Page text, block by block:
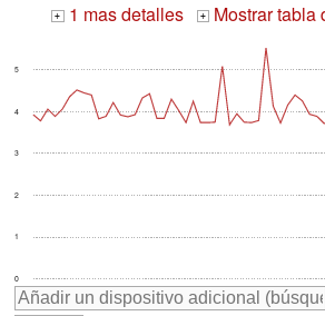
+ 1 mas detalles + Mostrar tabla
0
1
2
3
4
5